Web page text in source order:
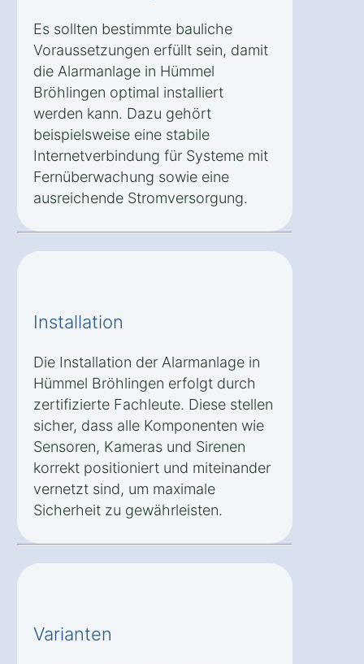
Es sollten bestimmte bauliche
Voraussetzungen erfüllt sein, damit
die Alarmanlage in Hümmel
Bröhlingen optimal installiert
werden kann. Dazu gehört
beispielsweise eine stabile
Internetverbindung für Systeme mit
Fernüberwachung sowie eine
ausreichende Stromversorgung.
Installation
Die Installation der Alarmanlage in
Hümmel Bröhlingen erfolgt durch
zertifizierte Fachleute. Diese stellen
sicher, dass alle Komponenten wie
Sensoren, Kameras und Sirenen
korrekt positioniert und miteinander
vernetzt sind, um maximale
Sicherheit zu gewährleisten.
Varianten